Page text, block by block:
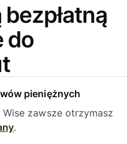
do
pieniężnych
zawsze otrzymasz
.